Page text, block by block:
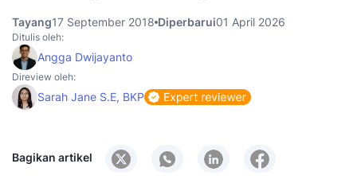
Tayang17 September 2018 Diperbarui01 April 2026
Ditulis oleh:
Angga Dwijayanto
Direview oleh:
Sarah Jane S.E, BKP
Bagikan artikel